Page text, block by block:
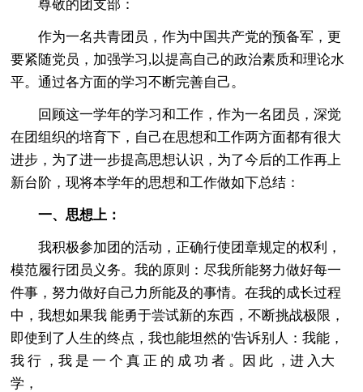
尊敬的团支部：
作为一名共青团员，作为中国共产党的预备军，更
要紧随党员，加强学习,以提高自己的政治素质和理论水
平。通过各方面的学习不断完善自己。
回顾这一学年的学习和工作，作为一名团员，深觉
在团组织的培育下，自己在思想和工作两方面都有很大
进步，为了进一步提高思想认识，为了今后的工作再上
新台阶，现将本学年的思想和工作做如下总结：
一、思想上：
我积极参加团的活动，正确行使团章规定的权利，
模范履行团员义务。我的原则：尽我所能努力做好每一
件事，努力做好自己力所能及的事情。在我的成长过程
中，我想如果我 能勇于尝试新的东西，不断挑战极限，
即使到了人生的终点，我也能坦然的'告诉别人：我能，
我 行 ，我 是 一 个 真 正 的 成 功 者 。因 此 ，进 入大
学，